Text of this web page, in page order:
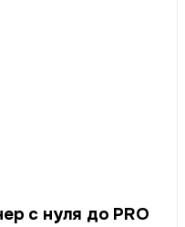
с нуля до PRO